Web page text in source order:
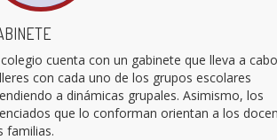
cuenta con un gabinete que lleva a cabo
con cada uno de los grupos escolares
a dinámicas grupales. Asimismo, los
que lo conforman orientan a los
familias.